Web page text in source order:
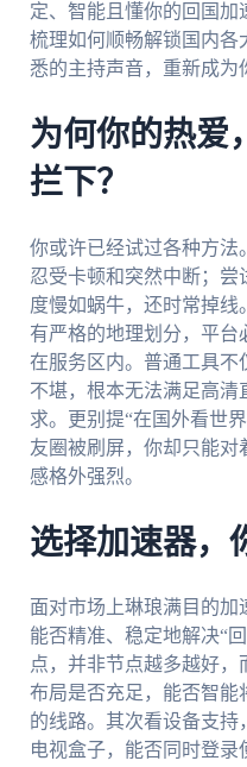
定、智能且懂你的回国
梳理如何顺畅解锁国内各
悉的主持声音，重新成为
为何你的热爱
拦下？
你或许已经试过各种方法
忍受卡顿和突然中断；尝
度慢如蜗牛，还时常掉线
有严格的地理划分，平台
在服务区内。普通工具不
不堪，根本无法满足高清
求。更别提“在国外看世
友圈被刷屏，你却只能对
感格外强烈。
选择加速器，
面对市场上琳琅满目的加
能否精准、稳定地解决“
点，并非节点越多越好
布局是否充足，能否智能
的线路。其次看设备支持
电视盒子，能否同时登